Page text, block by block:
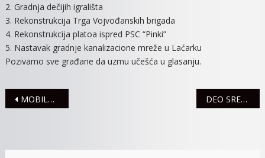
2. Gradnja dečijih igrališta
3. Rekonstrukcija Trga Vojvođanskih brigada
4. Rekonstrukcija platoa ispred PSC “Pinki”
5. Nastavak gradnje kanalizacione mreže u Laćarku
Pozivamo sve građane da uzmu učešća u glasanju.
Navigacija
MOBILNI PANELI ČUVAJU MITROVČANE OD POPLAVA DEO SREMSKE MITROVICE 18. NOVEMBRA BEZ VODE